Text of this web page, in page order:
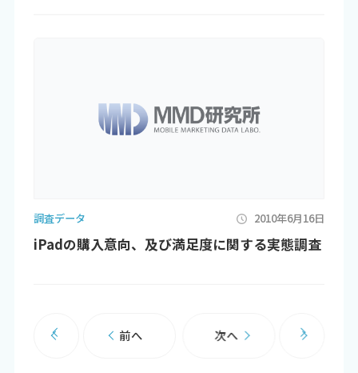
調査データ 2010年6月16日
iPadの購入意向、及び満足度に関する実態調査
前へ 次へ